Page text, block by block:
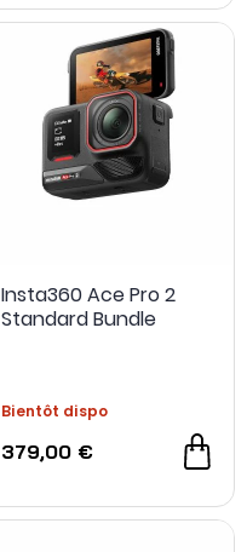
Insta360 Ace Pro 2
Standard Bundle
Bientôt dispo
379,00 €